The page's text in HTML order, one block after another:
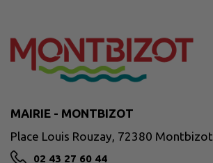
MAIRIE - MONTBIZOT
Place Louis Rouzay, 72380 Montbizot
02 43 27 60 44